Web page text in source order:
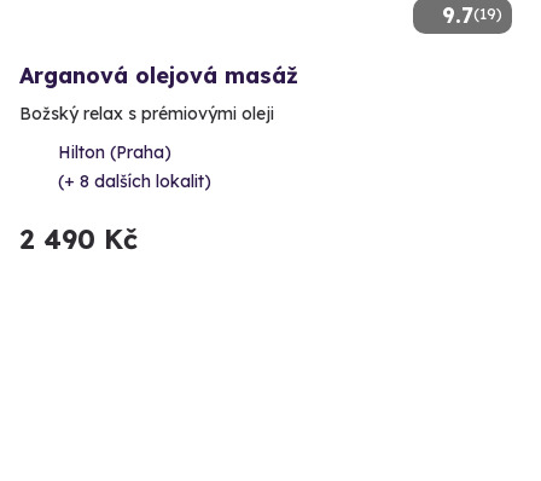
9.7(19)
Arganová olejová masáž
Božský relax s prémiovými oleji
Hilton (Praha)
(+ 8 dalších lokalit)
2 490 Kč